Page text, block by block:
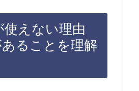
えない理由
ることを理解